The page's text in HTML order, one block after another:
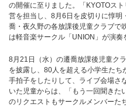
の開催に至りました。「KYOTOス
営を担当し、8月6日を皮切りに惇明
喬・夜久野の各放課後児童クラブで
は軽音楽サークル「UNION」が演奏
8月21日（水）の遷喬放課後児童ク
を披露し、80人を超える小学生たち
手拍子をしたりして、ライブ会場さ
いた児童からは、「もう一回聞きた
のリクエストもサークルメンバーた